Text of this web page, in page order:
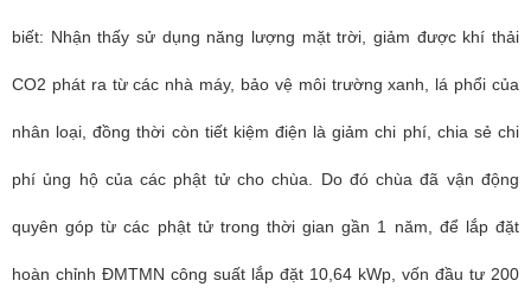
biết: Nhận thấy sử dụng năng lượng mặt trời, giảm được khí thải
CO2 phát ra từ các nhà máy, bảo vệ môi trường xanh, lá phổi của
nhân loại, đồng thời còn tiết kiệm điện là giảm chi phí, chia sẻ chi
phí ủng hộ của các phật tử cho chùa. Do đó chùa đã vận động
quyên góp từ các phật tử trong thời gian gần 1 năm, để lắp đặt
hoàn chỉnh ĐMTMN công suất lắp đặt 10,64 kWp, vốn đầu tư 200